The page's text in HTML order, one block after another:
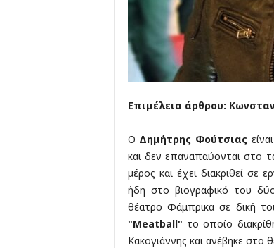
Επιμέλεια άρθρου:
Ο Δημήτρης Φούτσιας
και δεν επαναπαύονται στο
μέρος και έχει διακριθεί σε
ήδη στο βιογραφικό του
θέατρο Φάμπρικα σε δική
"Meatball" το οποίο
Κακογιάννης και ανέβηκε